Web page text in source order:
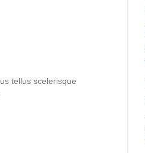
tellus scelerisque